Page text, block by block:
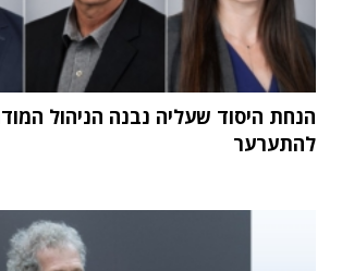
הנחת היסוד שעליה נבנה הניהול
להתערער